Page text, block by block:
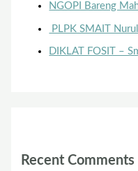
NGOPI Bareng
PLPK SMAIT
DIKLAT FOSIT –
Recent Comments